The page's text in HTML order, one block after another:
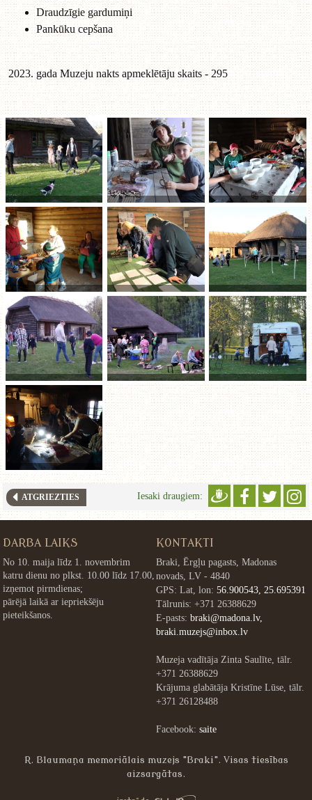
Draudzīgie gardumiņi
Pankūku cepšana
2023. gada Muzeju nakts apmeklētāju skaits - 295
ATGRIEZTIES Iesaki draugiem:
DARBA LAIKS
No 10. maija līdz 1. novembrim
katru dienu no plkst. 10.00 līdz 17.00,
izņemot pirmdienas;
pārējā laikā ar iepriekšēju
pieteikšanos.
KONTAKTI
Braki, Ērgļu pagasts, Madonas
novads, LV - 4840
GPS: Lat, lon: 56.900543, 25.695391
Tālrunis: +371 26388629
E-pasts: braki@madona.lv,
braki.muzejs@inbox.lv
Muzeja vadītāja Zinta Saulīte, tālr.
+371 26388629
Krājuma glabātāja Kristīne Lūse, tālr.
+371 26128488
Facebook: saite
R. Blaumaņa memoriālais muzejs "Braki". Visas tiesības
aizsargātas.